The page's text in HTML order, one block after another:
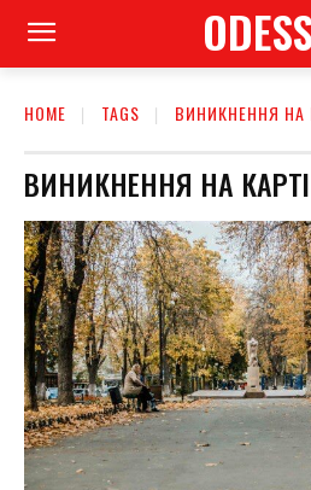
HOME TAGS ВИНИКНЕННЯ НА
ВИНИКНЕННЯ НА КАРТІ